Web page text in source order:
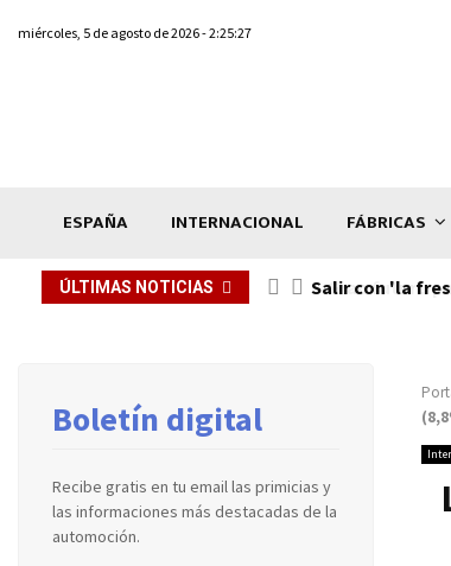
miércoles, 5 de agosto de 2026 - 2:25:27
ESPAÑA INTERNACIONAL FÁBRICAS
ÚLTIMAS NOTICIAS Salir con 'la
Boletín digital
Recibe gratis en tu email las primicias y
las informaciones más destacadas de la
automoción.